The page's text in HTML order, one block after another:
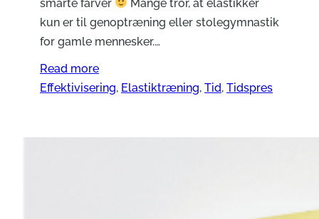
smarte farver
Mange tror, at elastikker
kun er til genoptræning eller stolegymnastik
for gamle mennesker.…
Read more
Effektivisering, Elastiktræning, Tid, Tidspres